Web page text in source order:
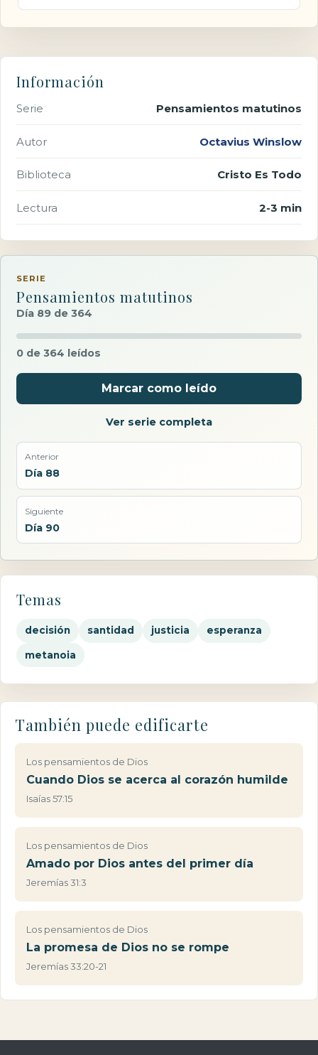
Información
Serie Pensamientos matutinos
Autor Octavius Winslow
Biblioteca Cristo Es Todo
Lectura 2-3 min
SERIE
Pensamientos matutinos
Día 89 de 364
0 de 364 leídos
Marcar como leído
Ver serie completa
Anterior
Día 88
Siguiente
Día 90
Temas
decisión santidad justicia esperanza
metanoia
También puede edificarte
Los pensamientos de Dios
Cuando Dios se acerca al corazón humilde
Isaías 57:15
Los pensamientos de Dios
Amado por Dios antes del primer día
Jeremías 31:3
Los pensamientos de Dios
La promesa de Dios no se rompe
Jeremías 33:20-21